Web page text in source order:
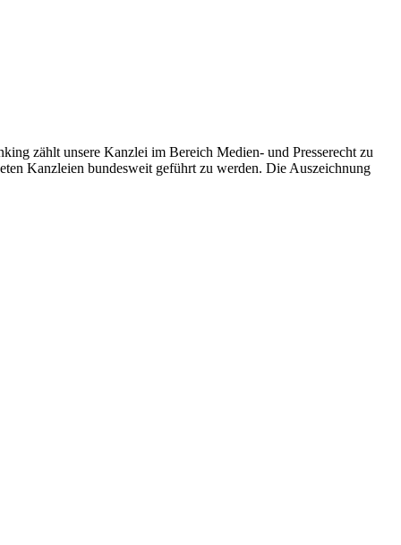
zählt unsere Kanzlei im Bereich Medien- und Presserecht zu
Kanzleien bundesweit geführt zu werden. Die Auszeichnung